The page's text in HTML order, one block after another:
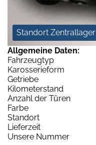
Standort Zentrallager
Allgemeine Daten:
Fahrzeugtyp
Karosserieform
Getriebe
Kilometerstand
Anzahl der Türen
Farbe
Standort
Lieferzeit
Unsere Nummer